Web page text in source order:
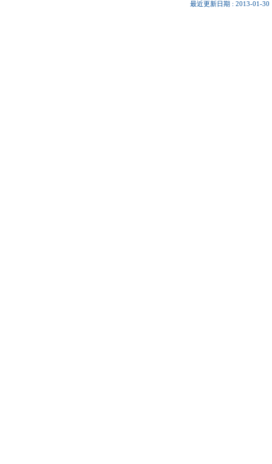
最近更新日期 : 2013-01-30